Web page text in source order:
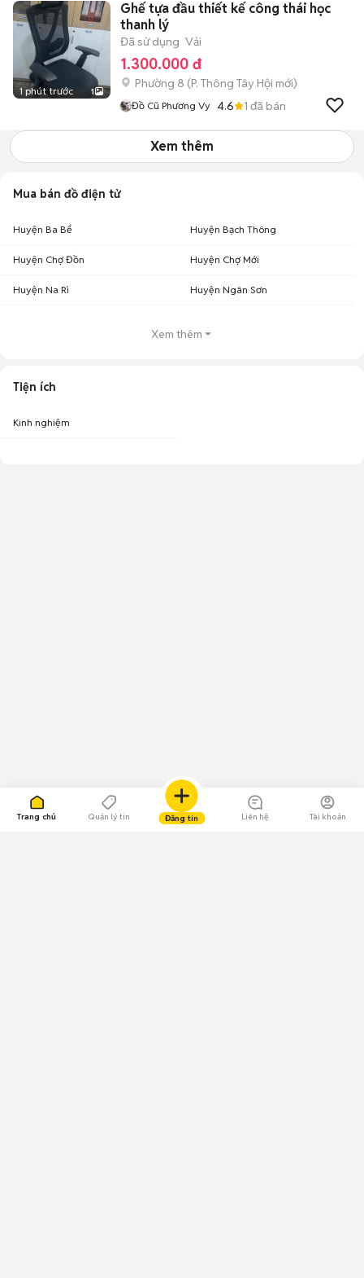
Trang chủ Quản lý tin Đăng tin Liên hệ Tài khoản
1 phút trước 1
Ghế tựa đầu thiết kế công thái học
thanh lý
Đã sử dụng Vải
1.300.000 đ
Phường 8 (P. Thông Tây Hội mới)
Đồ Cũ Phương Vy 4.6 1 đã bán
Xem thêm
Mua bán đồ điện tử
Huyện Ba Bể Huyện Bạch Thông
Huyện Chợ Đồn Huyện Chợ Mới
Huyện Na Rì Huyện Ngân Sơn
Xem thêm
Tiện ích
Kinh nghiệm